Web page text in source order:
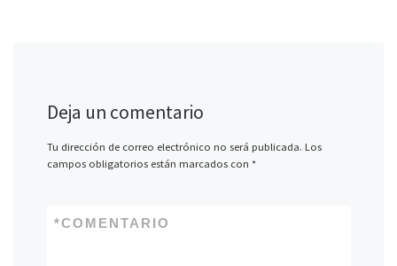
Deja un comentario
Tu dirección de correo electrónico no será publicada. Los
campos obligatorios están marcados con *
COMENTARIO
*